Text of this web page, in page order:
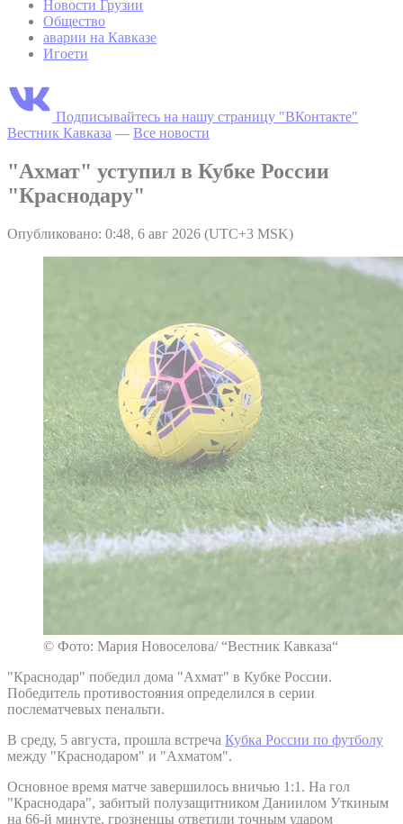
Новости Грузии
Общество
аварии на Кавказе
Игоети
Подписывайтесь на нашу страницу "ВКонтакте"
Вестник Кавказа — Все новости
"Ахмат" уступил в Кубке России
"Краснодару"
Опубликовано: 0:48, 6 авг 2026 (UTC+3 MSK)
© Фото: Мария Новоселова/ “Вестник Кавказа“
"Краснодар" победил дома "Ахмат" в Кубке России.
Победитель противостояния определился в серии
послематчевых пенальти.
В среду, 5 августа, прошла встреча Кубка России по футболу
между "Краснодаром" и "Ахматом".
Основное время матче завершилось вничью 1:1. На гол
"Краснодара", забитый полузащитником Даниилом Уткиным
на 66-й минуте, грозненцы ответили точным ударом